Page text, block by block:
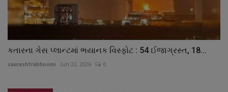
કતારના ગેસ પ્લાન્ટમાં ભયાનક વિસ્ફોટ : 54 ઈજાગ્રસ્ત, 18...
saurashtrabhoomi Jun 22, 2026 0